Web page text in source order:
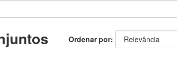
Ordenar por